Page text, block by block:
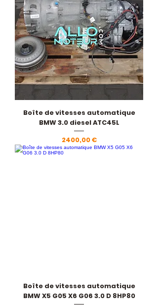
Boîte de vitesses automatique
BMW 3.0 diesel ATC45L
Prezzo
2400,00 €
Boîte de vitesses automatique
BMW X5 G05 X6 G06 3.0 D 8HP80